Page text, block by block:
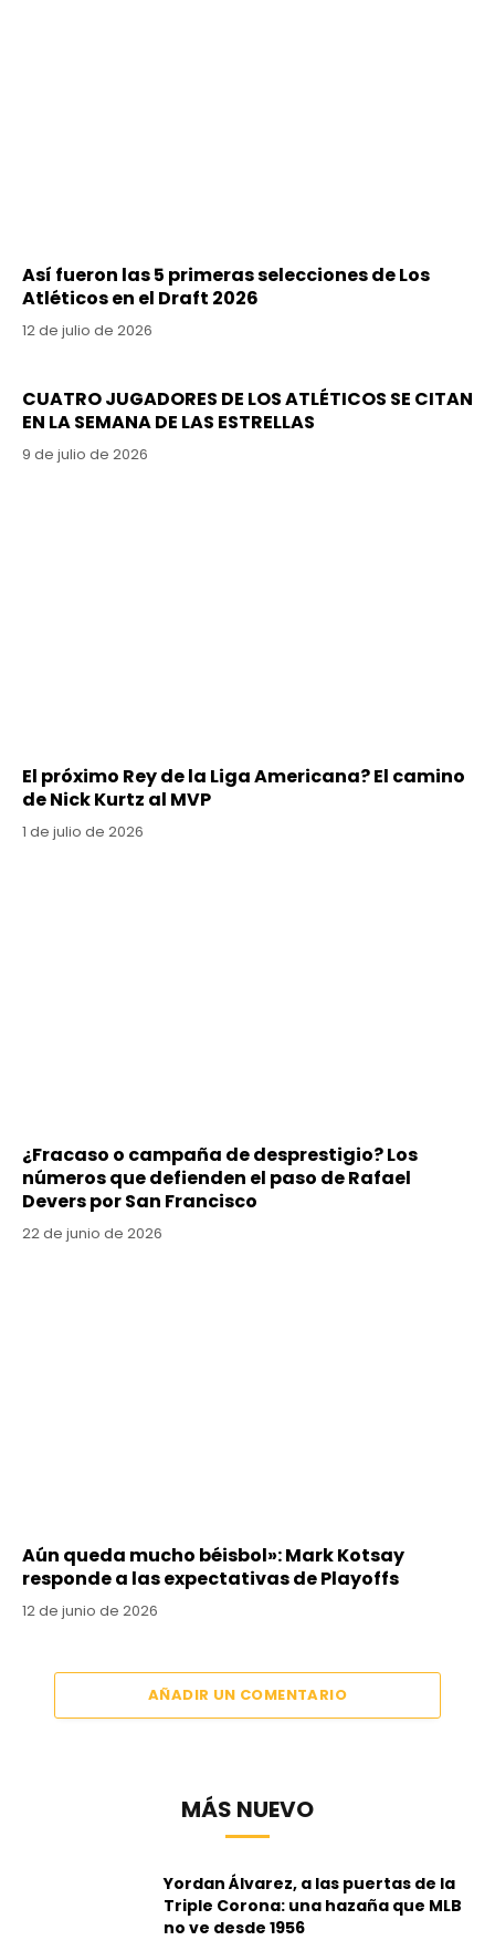
Así fueron las 5 primeras selecciones de Los
Atléticos en el Draft 2026
12 de julio de 2026
CUATRO JUGADORES DE LOS ATLÉTICOS SE CITAN
EN LA SEMANA DE LAS ESTRELLAS
9 de julio de 2026
El próximo Rey de la Liga Americana? El camino
de Nick Kurtz al MVP
1 de julio de 2026
¿Fracaso o campaña de desprestigio? Los
números que defienden el paso de Rafael
Devers por San Francisco
22 de junio de 2026
Aún queda mucho béisbol»: Mark Kotsay
responde a las expectativas de Playoffs
12 de junio de 2026
AÑADIR UN COMENTARIO
MÁS NUEVO
Yordan Álvarez, a las puertas de la
Triple Corona: una hazaña que MLB
no ve desde 1956